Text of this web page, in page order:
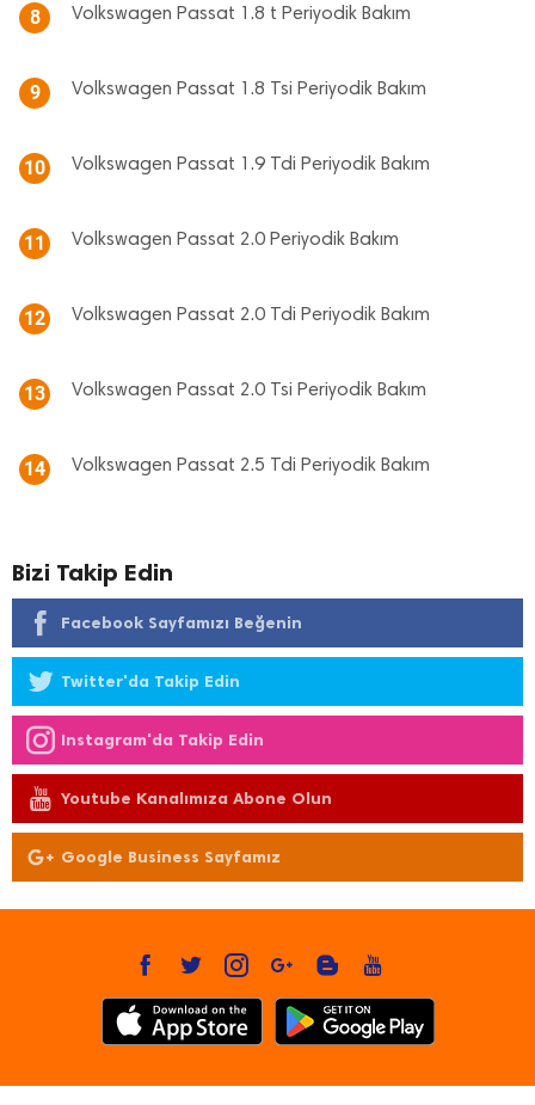
8 Volkswagen Passat 1.8 t Periyodik Bakım
9 Volkswagen Passat 1.8 Tsi Periyodik Bakım
10 Volkswagen Passat 1.9 Tdi Periyodik Bakım
11 Volkswagen Passat 2.0 Periyodik Bakım
12 Volkswagen Passat 2.0 Tdi Periyodik Bakım
13 Volkswagen Passat 2.0 Tsi Periyodik Bakım
14 Volkswagen Passat 2.5 Tdi Periyodik Bakım
Bizi Takip Edin
Facebook Sayfamızı Beğenin
Twitter'da Takip Edin
Instagram'da Takip Edin
Youtube Kanalımıza Abone Olun
Google Business Sayfamız